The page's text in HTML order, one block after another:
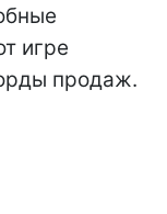
игре
продаж.